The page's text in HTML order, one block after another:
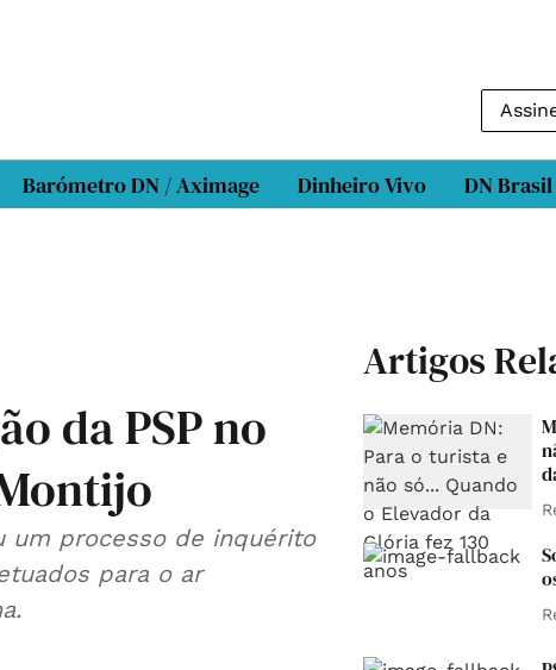
Barómetro DN / Aximage Dinheiro Vivo DN Brasil
da PSP no
um processo de inquérito
para o ar
Artigos